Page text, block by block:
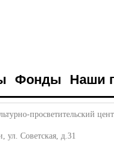
Фонды Наши
просветительский
ул. Советская, д.31